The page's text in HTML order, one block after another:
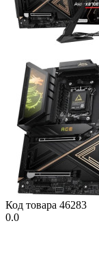
Код товара 46283
0.0